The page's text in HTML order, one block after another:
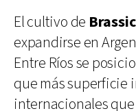
El cultivo de
expandirse en
Entre Ríos se
que más superficie
internacionales